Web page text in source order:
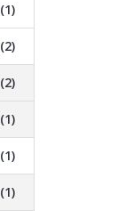
(1)
(2)
(2)
(1)
(1)
(1)